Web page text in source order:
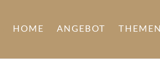
HOME ANGEBOT THEMEN